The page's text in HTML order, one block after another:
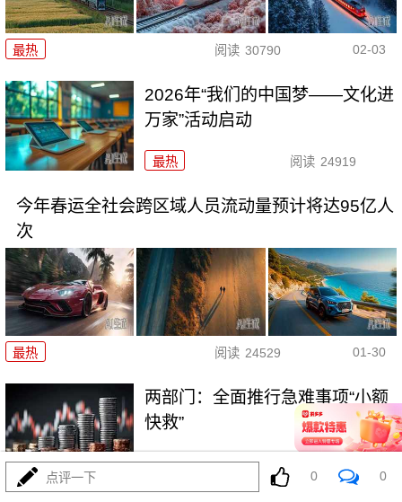
最热 阅读 30790 02-03
2026年“我们的中国梦——文化进
万家”活动启动
最热 阅读 24919
今年春运全社会跨区域人员流动量预计将达95亿人
次
最热 阅读 24529 01-30
两部门：全面推行急难事项“小额
快救”
最热
点评一下 0 0